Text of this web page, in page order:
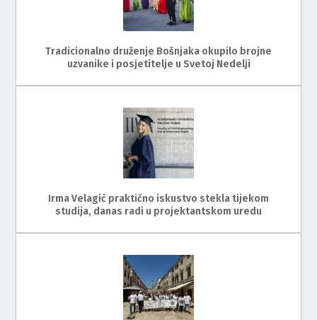
Tradicionalno druženje Bošnjaka okupilo brojne
uzvanike i posjetitelje u Svetoj Nedelji
Irma Velagić praktično iskustvo stekla tijekom
studija, danas radi u projektantskom uredu